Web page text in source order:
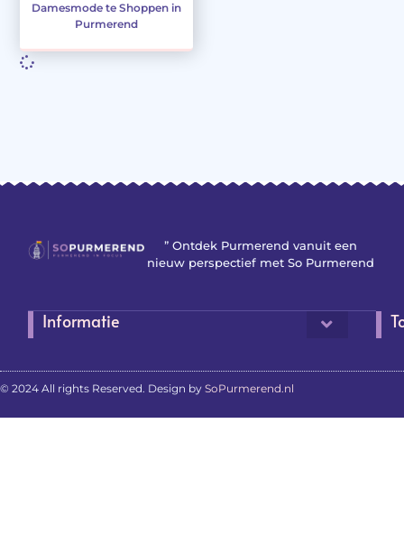
Damesmode te Shoppen in
Purmerend
” Ontdek Purmerend vanuit een
nieuw perspectief met So Purmerend
Informatie
© 2024 All rights Reserved. Design by SoPurmerend.nl